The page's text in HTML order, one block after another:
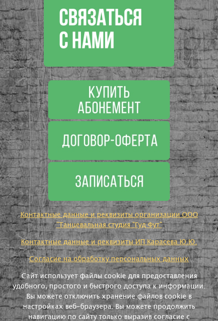
Контактные данные и реквизиты организации ООО
"Танцевальная студия "Гуд Фут"
Контактные данные и реквизиты ИП Карасева Ю.Ю.
Согласие на обработку персональных данных
Сайт использует файлы cookie для предоставления
удобного, простого и быстрого доступа к информации.
Вы можете отключить хранение файлов cookie в
настройках веб-браузера. Вы можете продолжить
навигацию по сайту только выразив согласие с